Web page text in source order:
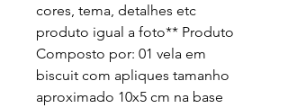
cores, tema, detalhes etc
produto igual a foto** Produto
Composto por: 01 vela em
biscuit com apliques tamanho
aproximado 10x5 cm na base